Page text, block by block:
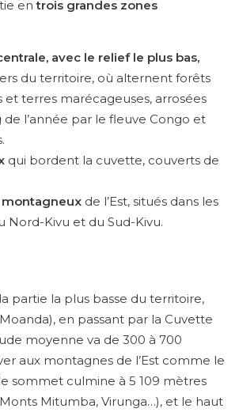
entrois grandes zones
avec le relief le plus bas,
du territoire, où alternent forêts
et terres marécageuses, arrosées
l’année par le fleuve Congo et
qui bordent la cuvette, couverts de
montagneux de l’Est, situés dans les
Nord-Kivu et du Sud-Kivu.
partie la plus basse du territoire,
en passant par la Cuvette
moyenne va de 300 à 700
aux montagnes de l’Est comme le
sommet culmine à 5 109 mètres
Mitumba, Virunga…), et le haut